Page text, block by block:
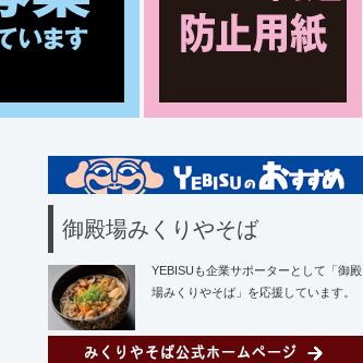
御殿場みくりやそば
YEBISUも企業サポーターとして「御殿
場みくりやそば」を応援しています。